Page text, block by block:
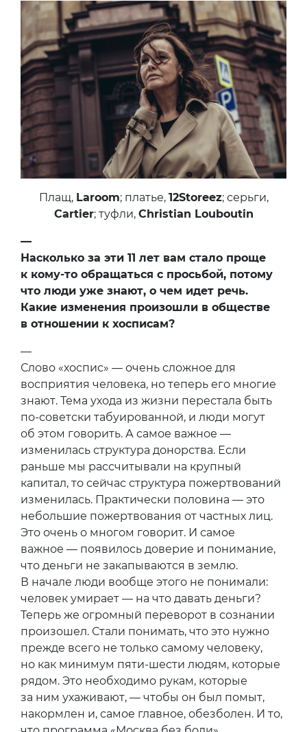
Плащ, Laroom; платье, 12Storeez; серьги,
Cartier; туфли, Christian Louboutin
—
Насколько за эти 11 лет вам стало проще
к кому-то обращаться с просьбой, потому
что люди уже знают, о чем идет речь.
Какие изменения произошли в обществе
в отношении к хосписам?
—
Слово «хоспис» — очень сложное для
восприятия человека, но теперь его многие
знают. Тема ухода из жизни перестала быть
по-советски табуированной, и люди могут
об этом говорить. А самое важное —
изменилась структура донорства. Если
раньше мы рассчитывали на крупный
капитал, то сейчас структура пожертвований
изменилась. Практически половина — это
небольшие пожертвования от частных лиц.
Это очень о многом говорит. И самое
важное — появилось доверие и понимание,
что деньги не закапываются в землю.
В начале люди вообще этого не понимали:
человек умирает — на что давать деньги?
Теперь же огромный переворот в сознании
произошел. Стали понимать, что это нужно
прежде всего не только самому человеку,
но как минимум пяти-шести людям, которые
рядом. Это необходимо рукам, которые
за ним ухаживают, — чтобы он был помыт,
накормлен и, самое главное, обезболен. И то,